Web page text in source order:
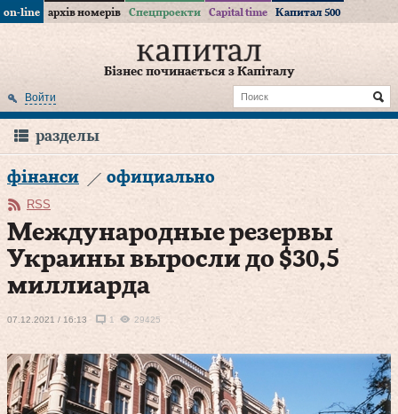
on-line архів номерів Спецпроекти Capital time Капитал 500
Бізнес починається з Капіталу
Войти
разделы
фінанси официально
RSS
Международные резервы
Украины выросли до $30,5
миллиарда
07.12.2021 / 16:13 1 29425